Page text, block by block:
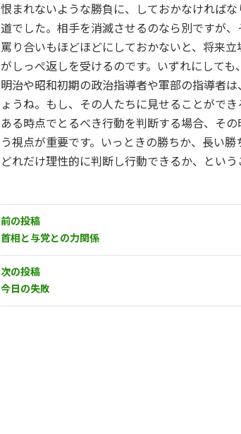
恨まれないような勝負に、しておかなければ
道でした。相手を消滅させるのなら別ですが
罵り合いもほどほどにしておかないと、将来
がしっぺ返しを受けるのです。いずれにして
明治や昭和初期の政治指導者や軍部の指導者
ょうね。もし、その人たちに見せることがで
ある時点でとるべき行動を判断する場合、そ
う視点が重要です。いっときの勝ちか、長い
どれだけ理性的に判断し行動できるか、という
前の投稿
首相と与党との力関係
次の投稿
今日の失敗